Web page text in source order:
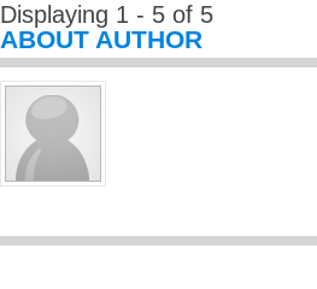
Displaying 1 - 5 of 5
ABOUT AUTHOR